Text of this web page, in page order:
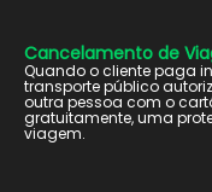
Cancelamento de
Quando o cliente paga
transporte público
outra pessoa com o
gratuitamente, uma
viagem.